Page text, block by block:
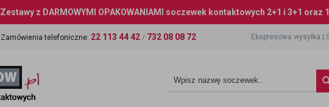
Zestawy z DARMOWYMI OPAKOWANIAMI soczewek kontaktowych 2+1 i 3+1 oraz
Zamówienia telefoniczne: 22 113 44 42 / 732 08 08 72 Ekspresowa wysyłka |